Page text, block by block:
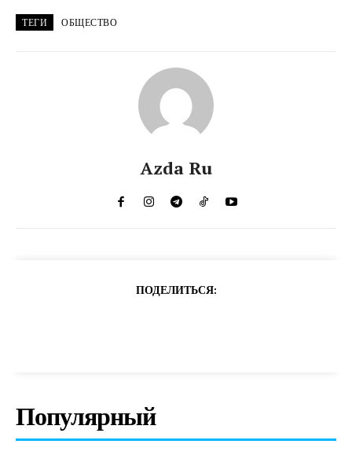
ТЕГИ ОБЩЕСТВО
Azda Ru
ПОДЕЛИТЬСЯ:
Популярный